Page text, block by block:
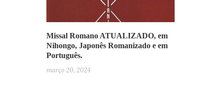
Missal Romano ATUALIZADO, em
Nihongo, Japonês Romanizado e em
Português.
março 20, 2024